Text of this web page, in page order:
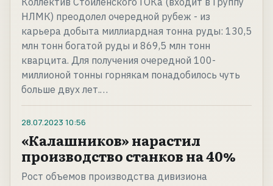
НЛМК) преодолел очередной рубеж - из
карьера добыта миллиардная тонна руды: 130,5
млн тонн богатой руды и 869,5 млн тонн
кварцита. Для получения очередной 100-
миллионой тонны горнякам понадобилось чуть
больше двух лет.…
28.07.2023 10:56
«Калашников» нарастил
производство станков на 40%
Рост объемов производства дивизиона